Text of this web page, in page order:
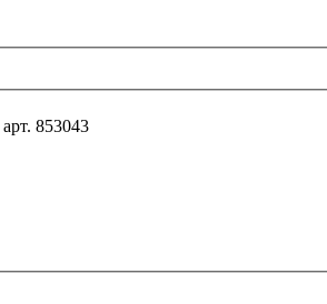
Болт М10*90*1,25 проч. 10.9 фланц. насоса ГУР арт. 853043